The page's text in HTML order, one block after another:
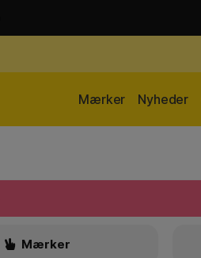
Nyheder
Mærker
Mærker